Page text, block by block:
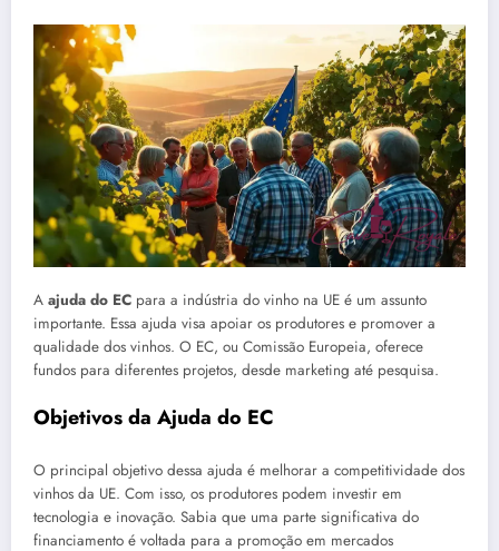
A ajuda do EC para a indústria do vinho na UE é um assunto
importante. Essa ajuda visa apoiar os produtores e promover a
qualidade dos vinhos. O EC, ou Comissão Europeia, oferece
fundos para diferentes projetos, desde marketing até pesquisa.
Objetivos da Ajuda do EC
O principal objetivo dessa ajuda é melhorar a competitividade dos
vinhos da UE. Com isso, os produtores podem investir em
tecnologia e inovação. Sabia que uma parte significativa do
financiamento é voltada para a promoção em mercados